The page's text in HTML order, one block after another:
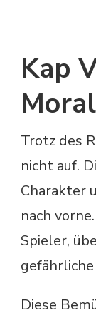
Kap
Moral
Trotz des
nicht auf.
Charakter
nach
Spieler,
Diese